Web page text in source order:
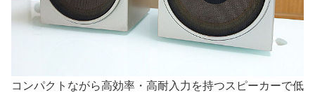
コンパクトながら高効率・高耐入力を持つスピーカーで低